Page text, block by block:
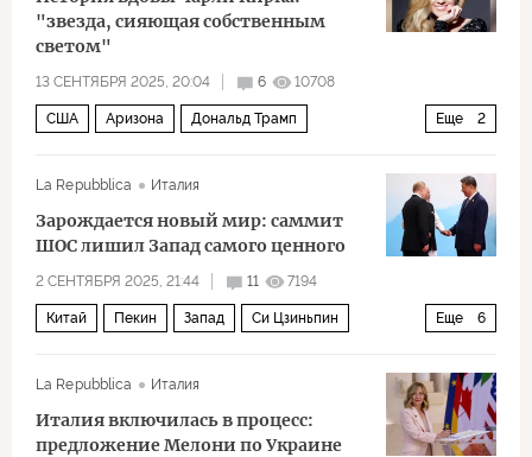
"звезда, сияющая собственным
светом"
13 СЕНТЯБРЯ 2025, 20:04 6 10708
Еще 2
США Аризона Дональд Трамп
La Repubblica
Италия
Зарождается новый мир: саммит
ШОС лишил Запад самого ценного
2 СЕНТЯБРЯ 2025, 21:44 11 7194
Еще 6
Китай Пекин Запад Си Цзиньпин
БРИКС Политика
La Repubblica Италия
Италия включилась в процесс:
предложение Мелони по Украине